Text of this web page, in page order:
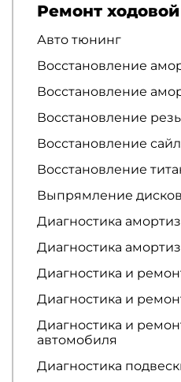
Ремонт ходовой
Авто тюнинг
Восстановление
Восстановление
Восстановление
Восстановление
Восстановление
Выпрямление дисков
Диагностика
Диагностика
Диагностика и
Диагностика и
Диагностика и
автомобиля
Диагностика